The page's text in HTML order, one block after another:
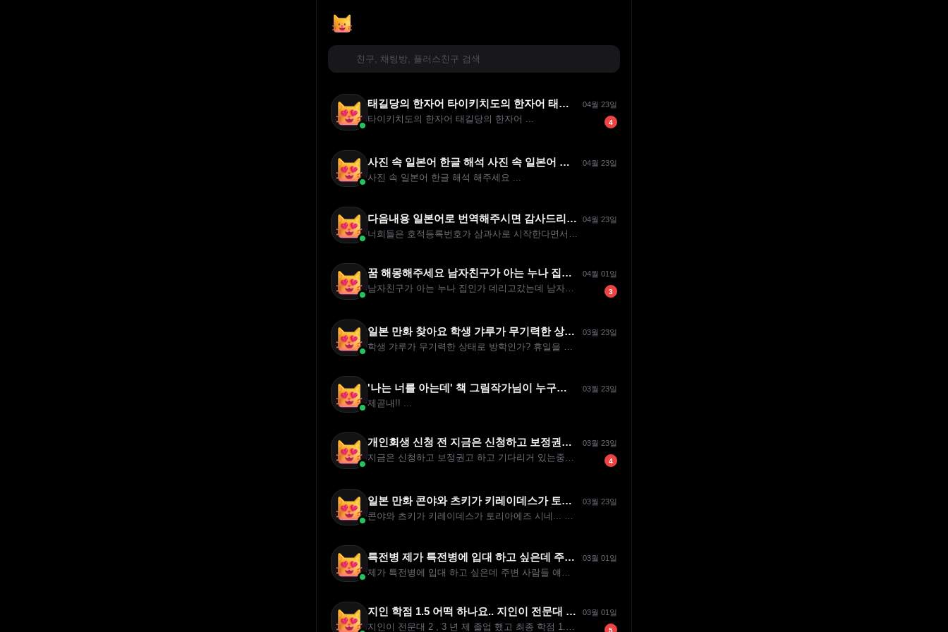
태길당의 한자어 타이키치도의 한자어 태길당의 한자어 04월 23일
타이키치도의 한자어 태길당의 한자어 ... 4
사진 속 일본어 한글 해석 사진 속 일본어 한글 해석 해주세요 04월 23일
사진 속 일본어 한글 해석 해주세요 ...
다음내용 일본어로 번역해주시면 감사드리겠습니다^^...... 너희들은 호적등록번호가 삼과사로 시작한다면서?신기하다 우리때만해도 일과이였었는데......한글발음도 부탁드립니다안녕히계십시오^^...... 04월 23일
꿈 해몽해주세요 남자친구가 아는 누나 집인가 데리고갔는데 남자친구 친구 두분 정도도 같이 04월 01일
남자친구가 아는 누나 집인가 데리고갔는데 남자친구 친구 두분 정... 3
일본 만화 찾아요 학생 갸루가 무기력한 상태로 방학인가? 휴일을 맞아서 할머니댁으로 내려가서 쉬다가 03월 23일
'나는 너를 아는데' 책 그림작가님이 누구신가요? 제곧내!! 03월 23일
제곧내!! ...
개인회생 신청 전 지금은 신청하고 보정권고 하고 기다리거 있는중입니다 근데 신청 전에 kt에서 03월 23일
지금은 신청하고 보정권고 하고 기다리거 있는중입니다 근데 신청 ... 4
일본 만화 콘야와 츠키가 키레이데스가 토리아에즈 시네... 이거 한국에서 정발된 제목은 뭔가요? 03월 23일
특전병 제가 특전병에 입대 하고 싶은데 주변 사람들 얘기 들어보면 요즘은 03월 01일
지인 학점 1.5 어떡 하나요.. 지인이 전문대 2 , 3 년 제 졸업 했고 최종 03월 01일
지인이 전문대 2 , 3 년 제 졸업 했고 최종 학점 1.5 자... 5